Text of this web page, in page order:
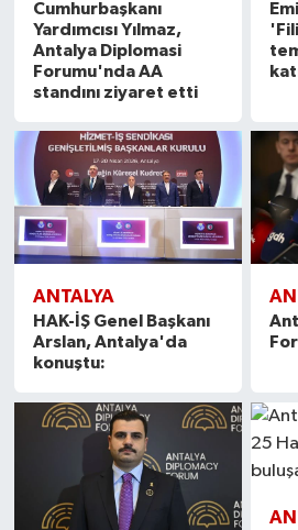
Cumhurbaşkanı
Yardımcısı Yılmaz,
Antalya Diplomasi
Forumu'nda AA
standını ziyaret etti
ANTALYA
HAK-İŞ Genel Başkanı
Arslan, Antalya'da
konuştu: